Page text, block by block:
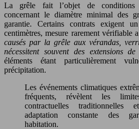
La grêle fait l’objet de conditions
concernant le diamètre minimal des
garantie. Certains contrats exigent
centimètres, mesure rarement vérifiable
causés par la grêle aux vérandas,
nécessitent souvent des extensions
éléments étant particulièrement
précipitation.
Les événements climatiques
fréquents, révèlent les
contractuelles traditionnelles
adaptation constante des
habitation.